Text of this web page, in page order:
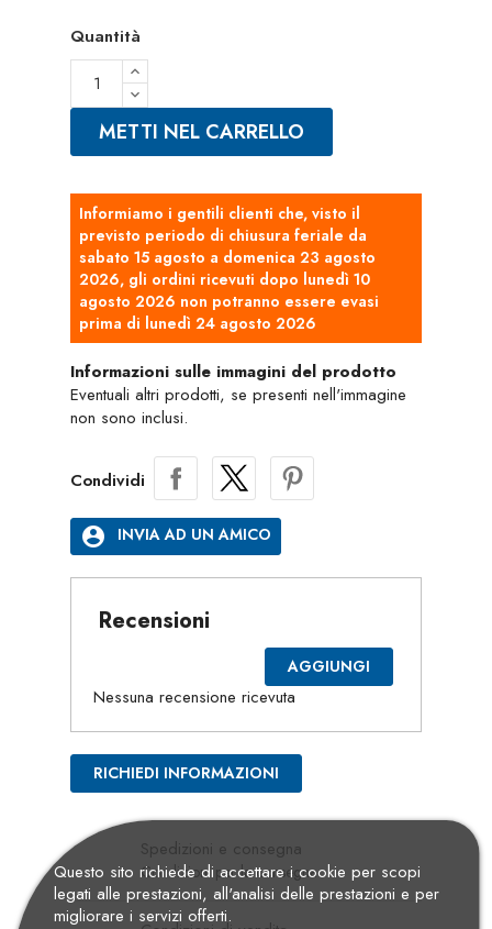
Quantità
METTI NEL CARRELLO
Informiamo i gentili clienti che, visto il
previsto periodo di chiusura feriale da
sabato 15 agosto a domenica 23 agosto
2026, gli ordini ricevuti dopo lunedì 10
agosto 2026 non potranno essere evasi
prima di lunedì 24 agosto 2026
Informazioni sulle immagini del prodotto
Eventuali altri prodotti, se presenti nell'immagine
non sono inclusi.
Condividi
account_circle INVIA AD UN AMICO
Recensioni
AGGIUNGI
Nessuna recensione ricevuta
RICHIEDI INFORMAZIONI
Spedizioni e consegna
Condizioni per la consegna
Questo sito richiede di accettare i cookie per scopi
legati alle prestazioni, all'analisi delle prestazioni e per
migliorare i servizi offerti.